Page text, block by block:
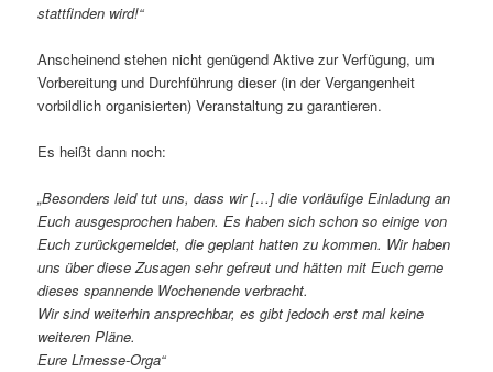
stattfinden wird!“
Anscheinend stehen nicht genügend Aktive zur Verfügung, um
Vorbereitung und Durchführung dieser (in der Vergangenheit
vorbildlich organisierten) Veranstaltung zu garantieren.
Es heißt dann noch:
„Besonders leid tut uns, dass wir […] die vorläufige Einladung an
Euch ausgesprochen haben. Es haben sich schon so einige von
Euch zurückgemeldet, die geplant hatten zu kommen. Wir haben
uns über diese Zusagen sehr gefreut und hätten mit Euch gerne
dieses spannende Wochenende verbracht.
Wir sind weiterhin ansprechbar, es gibt jedoch erst mal keine
weiteren Pläne.
Eure Limesse-Orga“